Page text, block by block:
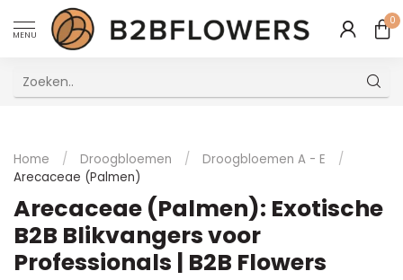
MENU
0
Home / Droogbloemen / Droogbloemen A - E
/
Arecaceae (Palmen)
Arecaceae (Palmen): Exotische
B2B Blikvangers voor
Professionals | B2B Flowers